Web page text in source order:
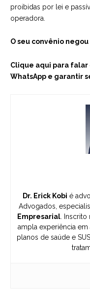
proibidas por lei e
operadora.
O seu convênio negou
Clique aqui para falar
WhatsApp e garantir
Dr. Erick Kobi é
Advogados,
Empresarial. Inscrito
ampla experiência
planos de saúde e